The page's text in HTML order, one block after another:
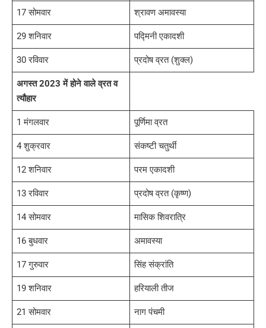
17 सोमवार श्रावण अमावस्या
29 शनिवार पद्मिनी एकादशी
30 रविवार प्रदोष व्रत (शुक्ल)
अगस्त 2023 में होने वाले व्रत व
त्यौहार
1 मंगलवार पूर्णिमा व्रत
4 शुक्रवार संकष्टी चतुर्थी
12 शनिवार परम एकादशी
13 रविवार प्रदोष व्रत (कृष्ण)
14 सोमवार मासिक शिवरात्रि
16 बुधवार अमावस्या
17 गुरुवार सिंह संक्रांति
19 शनिवार हरियाली तीज
21 सोमवार नाग पंचमी